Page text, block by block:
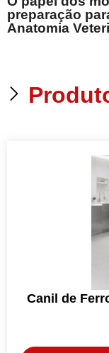
preparação
Anatomia
Canil de